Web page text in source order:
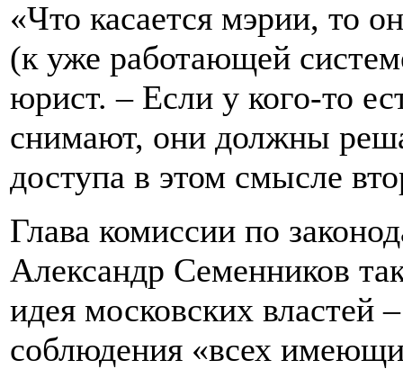
«Что касается мэрии, то
(к уже работающей
юрист. – Если у кого-то
снимают, они должны
доступа в этом смысле
Глава комиссии по
Александр Семенников
идея московских властей
соблюдения «всех